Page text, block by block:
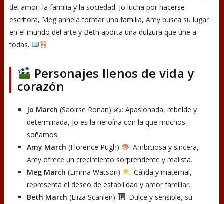
del amor, la familia y la sociedad. Jo lucha por hacerse
escritora, Meg anhela formar una familia, Amy busca su lugar
en el mundo del arte y Beth aporta una dulzura que une a
todas.
Personajes llenos de vida y
corazón
Jo March (Saoirse Ronan) ✍️: Apasionada, rebelde y
determinada, Jo es la heroína con la que muchos
soñamos.
Amy March (Florence Pugh)
: Ambiciosa y sincera,
Amy ofrece un crecimiento sorprendente y realista.
Meg March (Emma Watson)
: Cálida y maternal,
representa el deseo de estabilidad y amor familiar.
Beth March (Eliza Scanlen)
: Dulce y sensible, su